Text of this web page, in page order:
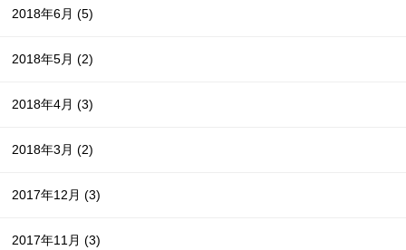
2018年6月(5)
2018年5月(2)
2018年4月(3)
2018年3月(2)
2017年12月(3)
2017年11月(3)